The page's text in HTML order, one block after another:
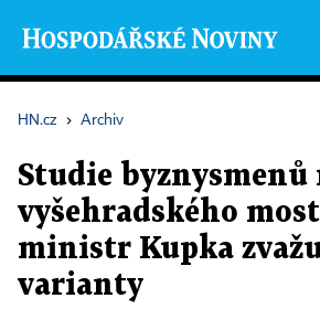
HN.cz › Archiv
Studie byznysmenů
vyšehradského
ministr Kupka
varianty